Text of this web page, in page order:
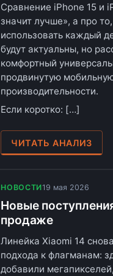
Сравнение iPhone 15 и
значит лучше», а про
использовать каждый
будут актуальны, но
комфортный
продвинутую
производительности.
Если коротко: […]
ЧИТАТЬ АНАЛИЗ
НОВОСТИ19 мая 2026
Новые
продаже
Линейка Xiaomi 14
подхода к флагманам:
добавили